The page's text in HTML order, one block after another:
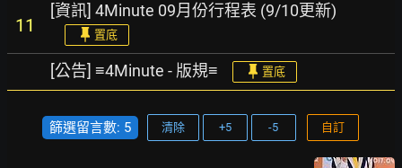
11
[資訊] 4Minute 09月份行程表 (9/10更新)
置底
[公告] ≡4Minute - 版規≡ 置底
篩選留言數: 5 清除 +5 -5 自訂